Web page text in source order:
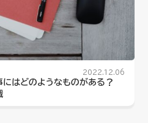
2022.12.06
にはどのようなものがある？